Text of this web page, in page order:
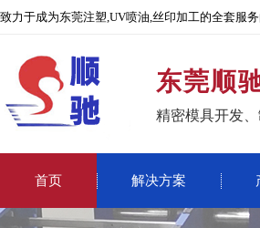
致力于成为东莞注塑,UV喷油,丝印加工的全套服
东莞顺
精密模具开发
首页 解决方案